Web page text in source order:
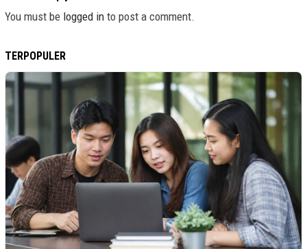
You must be logged in to post a comment.
TERPOPULER